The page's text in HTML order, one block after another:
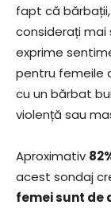
fapt că
considerați mai
exprime
pentru femeile
cu un bărbat
violență sau
Aproximativ
acest sondaj
femei sunt de